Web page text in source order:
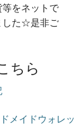
をネットで
した☆是非ご
ちら
メイドウォレッ